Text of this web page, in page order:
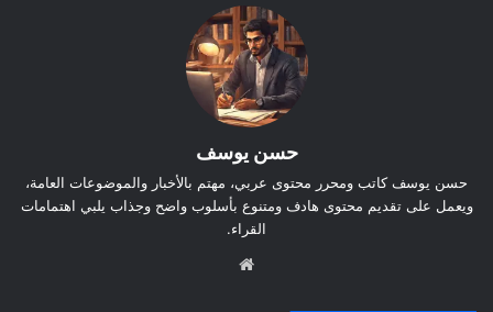
حسن يوسف
حسن يوسف كاتب ومحرر محتوى عربي، مهتم بالأخبار والموضوعات العامة،
ويعمل على تقديم محتوى هادف ومتنوع بأسلوب واضح وجذاب يلبي اهتمامات
القراء.